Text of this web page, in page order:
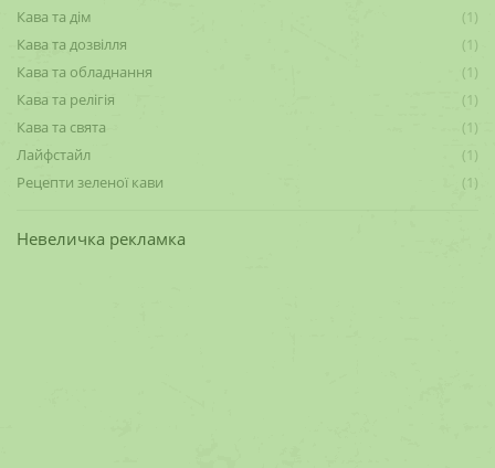
Кава та дім
(1)
Кава та дозвілля
(1)
Кава та обладнання
(1)
Кава та релігія
(1)
Кава та свята
(1)
Лайфстайл
(1)
Рецепти зеленої кави
(1)
Невеличка рекламка